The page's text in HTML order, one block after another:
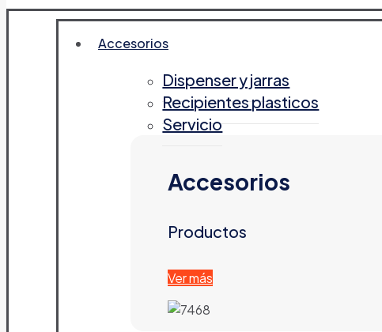
Accesorios
Dispenser y jarras
Recipientes plasticos
Servicio
Accesorios
Productos
Ver más